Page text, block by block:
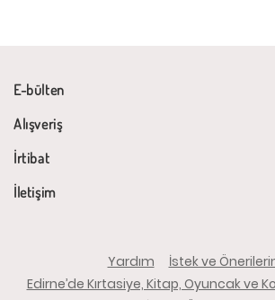
E-bülten
Alışveriş
İrtibat
İletişim
Yardım
İstek ve
Edirne’de Kırtasiye, Kitap, Oyuncak ve